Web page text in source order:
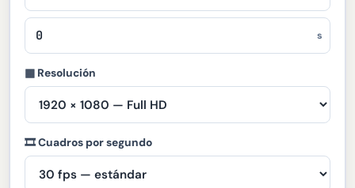
s
▦ Resolución
🎞 Cuadros por segundo